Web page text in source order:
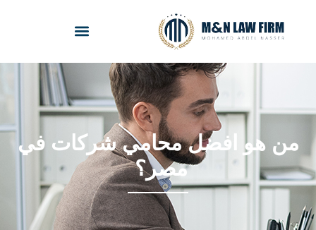
هو افضل محامي شركات في
مصر؟